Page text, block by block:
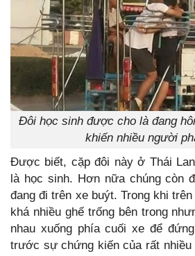
Đôi học sinh được cho là đang
khiến nhiều người
Được biết, cặp đôi này ở Thái
là học sinh. Hơn nữa chúng còn
đang đi trên xe buýt. Trong khi
khá nhiều ghế trống bên trong
nhau xuống phía cuối xe để
trước sự chứng kiến của rất nhiều